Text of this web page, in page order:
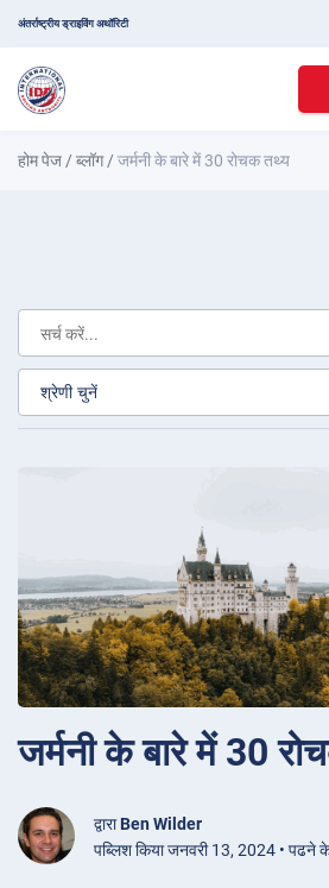
अंतर्राष्ट्रीय ड्राइविंग अथॉरिटी
होम पेज /ब्लॉग/जर्मनी के बारे में 30 रोचक तथ्य
जर्मनी के बारे में 30
द्वाराBen Wilder
पब्लिश किया जनवरी 13, 2024 • पढने